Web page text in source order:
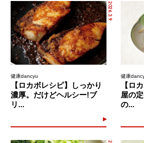
2026.3.9
健康dancyu
【ロカボレシピ】しっかり
濃厚。だけどヘルシー!ブ
リ...
健康
【ロ
屋の
の...